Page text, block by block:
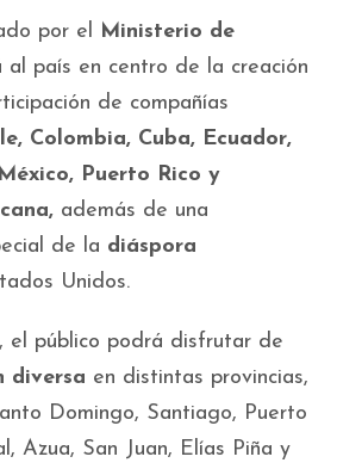
por el Ministerio de
al país en centro de la creación
de compañías
Colombia, Cuba, Ecuador,
Puerto Rico y
además de una
de la diáspora
Unidos.
el público podrá disfrutar de
diversa en distintas provincias,
Domingo, Santiago, Puerto
Azua, San Juan, Elías Piña y